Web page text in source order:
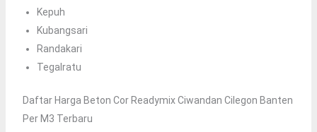
Kepuh
Kubangsari
Randakari
Tegalratu
Daftar Harga Beton Cor Readymix Ciwandan Cilegon Banten
Per M3 Terbaru